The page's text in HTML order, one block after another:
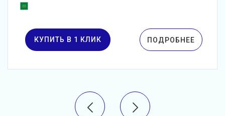
КУПИТЬ В 1 КЛИК ПОДРОБНЕЕ